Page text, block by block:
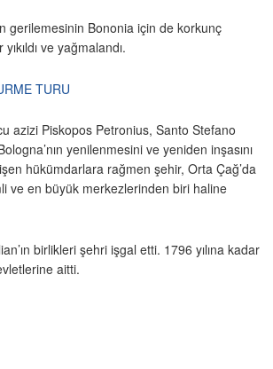
gerilemesinin Bononia için de korkunç
ve yağmalandı.
TURU
azizi Piskopos Petronius, Santo Stefano
yenilenmesini ve yeniden inşasını
hükümdarlara rağmen şehir, Orta Çağ’da
ve en büyük merkezlerinden biri haline
birlikleri şehri işgal etti. 1796 yılına kadar
aitti.